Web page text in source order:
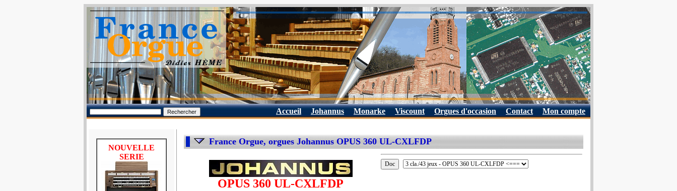
Accueil Johannus Monarke Viscount Orgues d'occasion Contact Mon compte
NOUVELLE
SERIE
France Orgue, orgues Johannus OPUS 360 UL-CXLFDP
OPUS 360 UL-CXLFDP